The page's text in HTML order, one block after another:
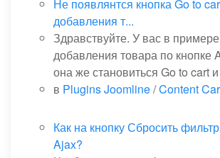
Не появлянтся кнопка Go to
добавления т...
Здравствуйте. У вас в
добавления товара по кнопке
она же становиться Go to cart
в Plugins Joomline/Content
Как на кнопку Сбросить
Ajax?